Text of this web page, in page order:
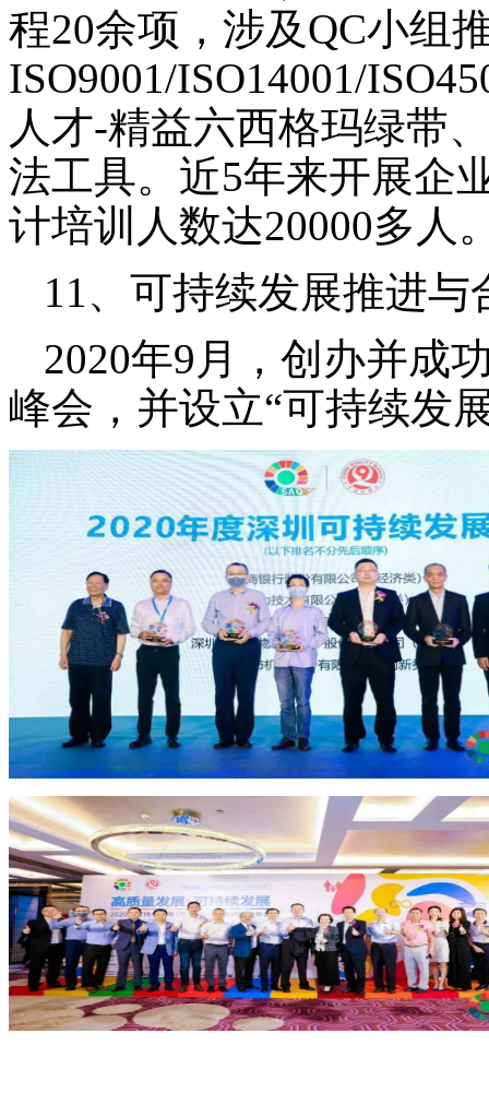
程20余项，涉及QC小组
ISO9001/ISO14001/
人才-精益六西格玛绿带
法工具。近5年来开展企
计培训人数达20000多人
11、可持续发展推进与
2020年9月，创办并成
峰会，并设立“可持续发